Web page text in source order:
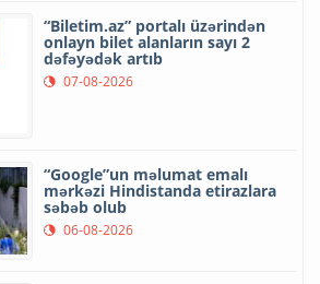
“Biletim.az” portalı üzərindən
onlayn bilet alanların sayı 2
dəfəyədək artıb
07-08-2026
“Google”un məlumat emalı
mərkəzi Hindistanda etirazlara
səbəb olub
06-08-2026